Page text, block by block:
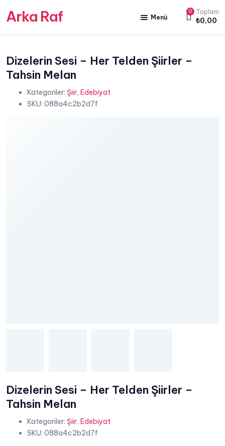
Arka Raf Menü
ANA SAYFA
HAKKIMIZDA
KİTAP SATIŞ
YAZARLARIMIZ
0 Toplam
₺0,00
Dizelerin Sesi – Her Telden Şiirler –
Tahsin Melan
Kategoriler: Şiir, Edebiyat
SKU: 088a4c2b2d7f
Dizelerin Sesi – Her Telden Şiirler –
Tahsin Melan
Kategoriler: Şiir, Edebiyat
SKU: 088a4c2b2d7f